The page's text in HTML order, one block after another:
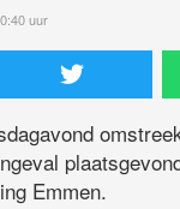
uur
Emmen.